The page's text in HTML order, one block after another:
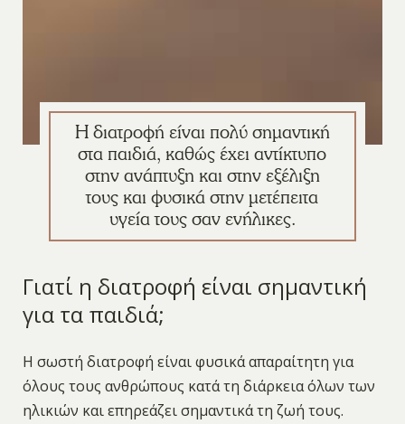
Η διατροφή είναι πολύ σημαντική
στα παιδιά, καθώς έχει αντίκτυπο
στην ανάπτυξη και στην εξέλιξη
τους και φυσικά στην μετέπειτα
υγεία τους σαν ενήλικες.
Γιατί η διατροφή είναι σημαντική
για τα παιδιά;
Η σωστή διατροφή είναι φυσικά απαραίτητη για
όλους τους ανθρώπους κατά τη διάρκεια όλων των
ηλικιών και επηρεάζει σημαντικά τη ζωή τους.